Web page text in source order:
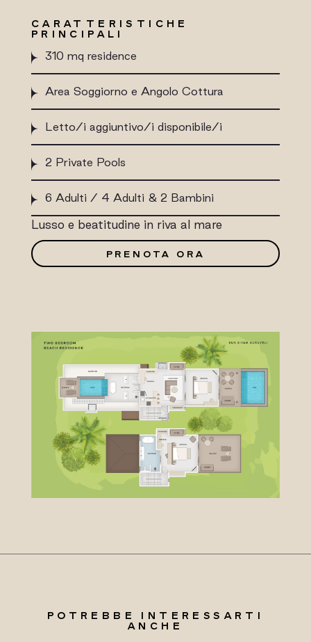
CARATTERISTICHE
PRINCIPALI
310 mq residence
Area Soggiorno e Angolo Cottura
Letto/i aggiuntivo/i disponibile/i
2 Private Pools
6 Adulti / 4 Adulti & 2 Bambini
Lusso e beatitudine in riva al mare
PRENOTA ORA
POTREBBE INTERESSARTI
ANCHE